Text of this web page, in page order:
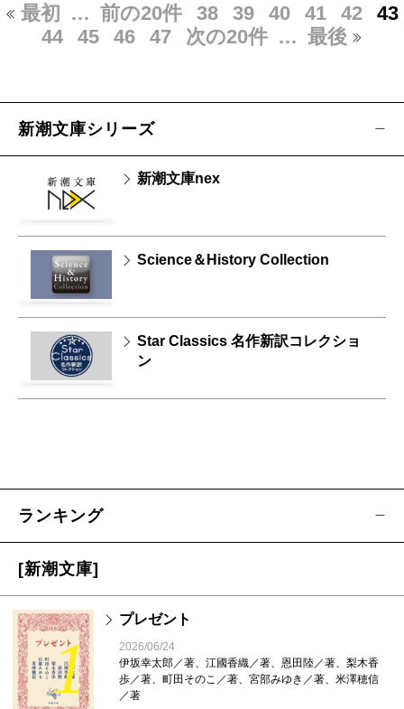
最初 … 前の20件 38 39 40 41 42
43
44
45 46 47 次の20件 … 最後
新潮文庫シリーズ
新潮文庫nex
Science＆History Collection
Star Classics 名作新訳コレクショ
ン
ランキング
[新潮文庫]
1
プレゼント
2026/06/24
伊坂幸太郎／著、江國香織／著、恩田陸／著、梨木香
歩／著、町田そのこ／著、宮部みゆき／著、米澤穂信
／著